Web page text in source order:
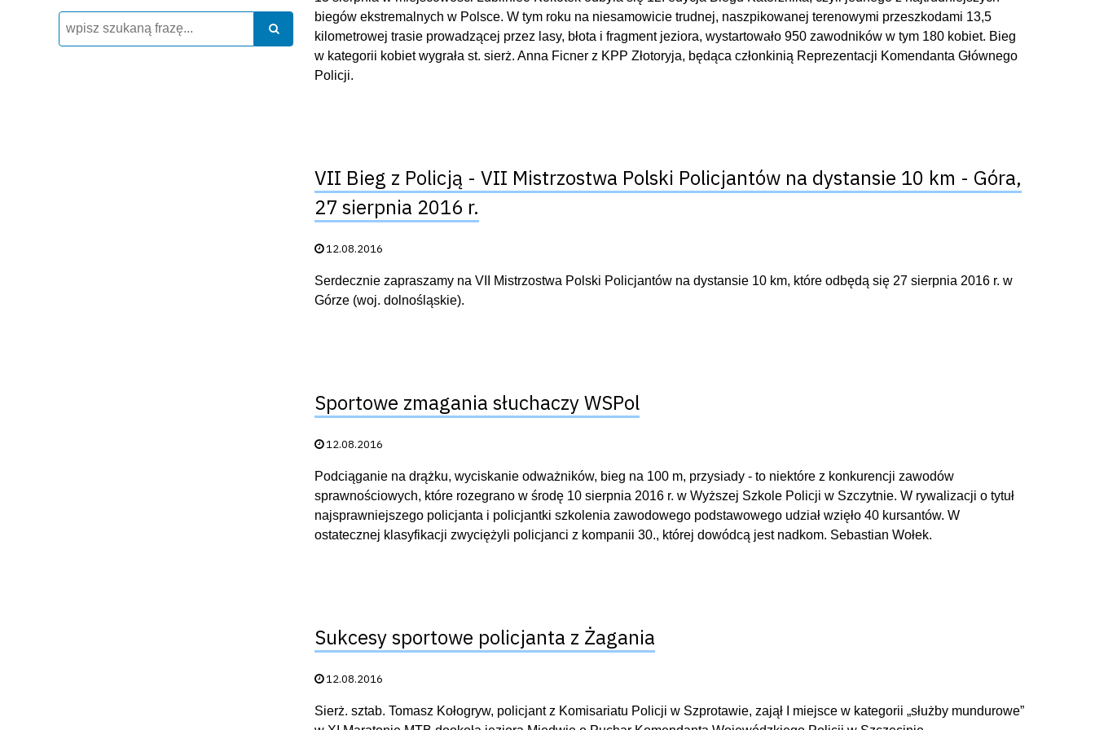
Wyszukiwarka
Szukaj
biegów ekstremalnych w Polsce. W tym roku na niesamowicie trudnej, naszpikowanej terenowymi przeszkodami 13,5
kilometrowej trasie prowadzącej przez lasy, błota i fragment jeziora, wystartowało 950 zawodników w tym 180 kobiet. Bieg
w kategorii kobiet wygrała st. sierż. Anna Ficner z KPP Złotoryja, będąca członkinią Reprezentacji Komendanta Głównego
Policji.
VII Bieg z Policją - VII Mistrzostwa Polski Policjantów na dystansie 10 km - Góra,
27 sierpnia 2016 r.
Data publikacji:
12.08.2016
Serdecznie zapraszamy na VII Mistrzostwa Polski Policjantów na dystansie 10 km, które odbędą się 27 sierpnia 2016 r. w
Górze (woj. dolnośląskie).
Sportowe zmagania słuchaczy WSPol
Data publikacji:
12.08.2016
Podciąganie na drążku, wyciskanie odważników, bieg na 100 m, przysiady - to niektóre z konkurencji zawodów
sprawnościowych, które rozegrano w środę 10 sierpnia 2016 r. w Wyższej Szkole Policji w Szczytnie. W rywalizacji o tytuł
najsprawniejszego policjanta i policjantki szkolenia zawodowego podstawowego udział wzięło 40 kursantów. W
ostatecznej klasyfikacji zwyciężyli policjanci z kompanii 30., której dowódcą jest nadkom. Sebastian Wołek.
Sukcesy sportowe policjanta z Żagania
Data publikacji:
12.08.2016
Sierż. sztab. Tomasz Kołogryw, policjant z Komisariatu Policji w Szprotawie, zajął I miejsce w kategorii „służby mundurowe”